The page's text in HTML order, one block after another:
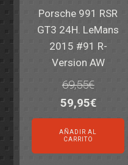
Porsche 991 RSR
GT3 24H. LeMans
2015 #91 R-
Version AW
69,55€
El
precio
original
era:
59,95€El
precio
actual
es:
AÑADIR AL
CARRITO